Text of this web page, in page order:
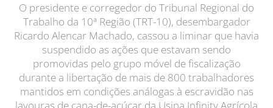
O presidente e corregedor do Tribunal Regional do
Trabalho da 10ª Região (TRT-10), desembargador
Ricardo Alencar Machado, cassou a liminar que havia
suspendido as ações que estavam sendo
promovidas pelo grupo móvel de fiscalização
durante a libertação de mais de 800 trabalhadores
mantidos em condições análogas à escravidão nas